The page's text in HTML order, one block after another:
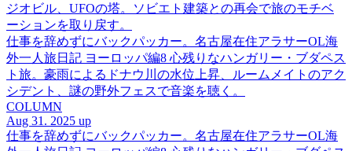
ジオビル、UFOの塔。ソビエト建築との再会で旅のモチベ
ーションを取り戻す。
仕事を辞めずにバックパッカー。名古屋在住アラサーOL海
外一人旅日記 ヨーロッパ編8 心残りなハンガリー・ブダペス
ト旅。豪雨によるドナウ川の水位上昇、ルームメイトのアク
シデント、謎の野外フェスで音楽を聴く。
COLUMN
Aug 31. 2025 up
仕事を辞めずにバックパッカー。名古屋在住アラサーOL海